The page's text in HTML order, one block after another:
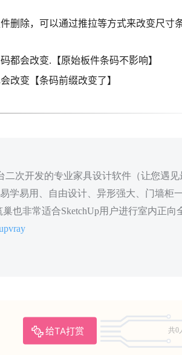
删除，可以通过推拉等方式来改变尺寸
都会改变.【原始板件条码不影响】
改变【条码前缀改变了】
二次开发的专业家具设计软件（让您遇见
学易用、自由设计、异形强大、门墙柜
也非常适合SketchUp用户进行室内正向
给TA打赏 共0